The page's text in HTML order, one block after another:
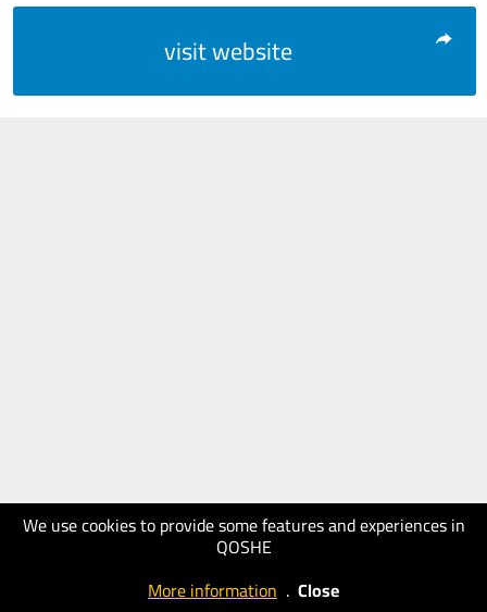
We use cookies to provide some features and experiences in
QOSHE
More information . Close
visit website